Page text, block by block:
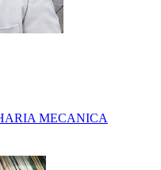
MECANICA